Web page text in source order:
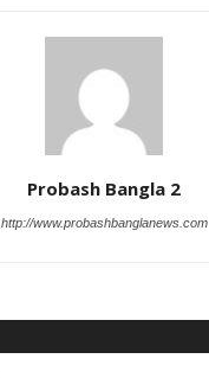
Probash Bangla 2
http://www.probashbanglanews.com